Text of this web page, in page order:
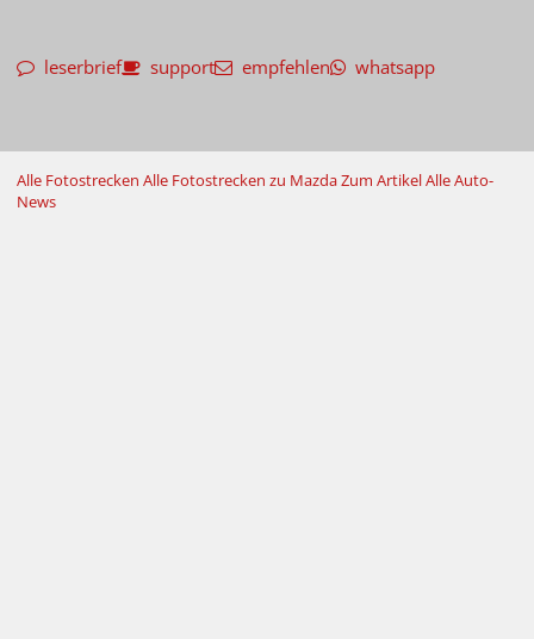
leserbrief support empfehlen whatsapp
Alle Fotostrecken Alle Fotostrecken zu MazdaZum ArtikelAlle Auto-
News